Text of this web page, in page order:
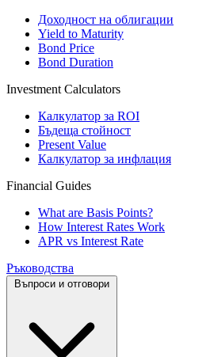
Доходност на облигации
Yield to Maturity
Bond Price
Bond Duration
Investment Calculators
Калкулатор за ROI
Бъдеща стойност
Present Value
Калкулатор за инфлация
Financial Guides
What are Basis Points?
How Interest Rates Work
APR vs Interest Rate
Ръководства